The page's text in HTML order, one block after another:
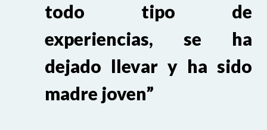
todo tipo de
experiencias, se ha
dejado llevar y ha sido
madre joven”